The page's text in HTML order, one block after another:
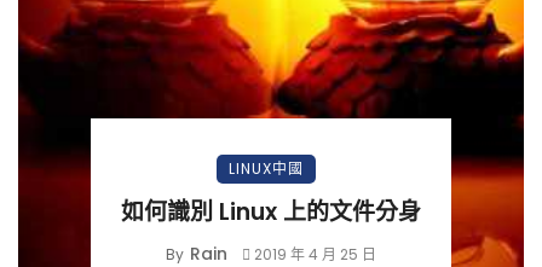
LINUX中國
如何識別 Linux 上的文件分身
By Rain 2019 年 4 月 25 日